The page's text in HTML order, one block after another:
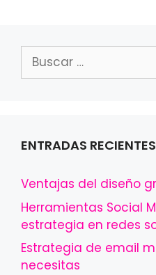
Buscar:
ENTRADAS RECIENTES
Ventajas del diseño
Herramientas Social
estrategia en redes
Estrategia de email
necesitas